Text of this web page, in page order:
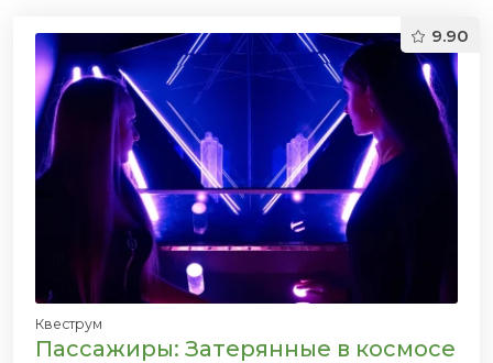
9.90
Квеструм
Пассажиры: Затерянные в космосе